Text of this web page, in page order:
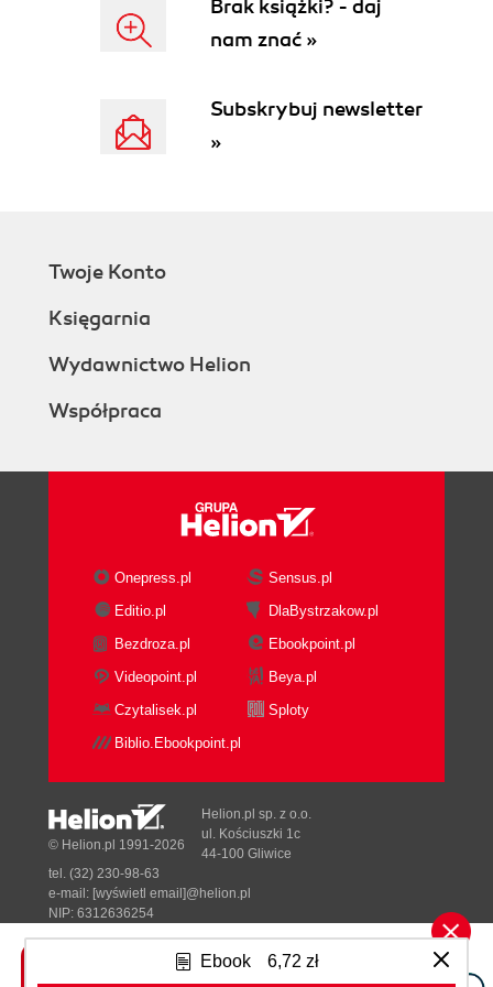
Ebook 6,72 zł
Brak książki? - daj
nam znać »
Subskrybuj newsletter
»
Twoje Konto
Księgarnia
Wydawnictwo Helion
Współpraca
Onepress.pl
Sensus.pl
Editio.pl
DlaBystrzakow.pl
Bezdroza.pl
Ebookpoint.pl
Videopoint.pl
Beya.pl
Czytalisek.pl
Sploty
Biblio.Ebookpoint.pl
Tonik.pl
© Helion.pl 1991-2026
Helion.pl sp. z o.o.
ul. Kościuszki 1c
44-100 Gliwice
tel. (32) 230-98-63
e-mail: [wyświetl email]@helion.pl
NIP: 6312636254